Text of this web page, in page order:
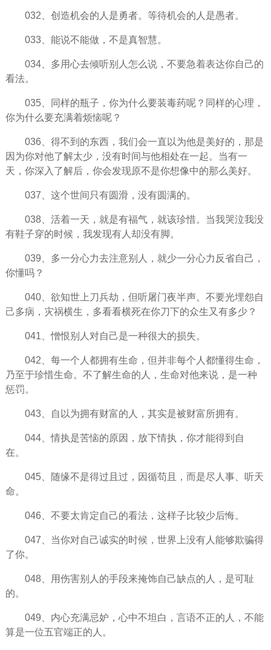
032、创造机会的人是勇者。 等待机会的人是愚者。
033、能说不能做，不是真智慧。
034、多用心去倾听别人怎么说，不要急着表达你自己的
看法。
035、同样的瓶子，你为什么要装毒药呢？同样的心理，
你为什么要充满着烦恼呢？
036、得不到的东西，我们会一直以为他是美好的，那是
因为你对他了解太少，没有时间与他相处在一起。当有一
天，你深入了解后，你会发现原不是你想像中的那么美好。
037、这个世间只有圆滑，没有圆满的。
038、 活着一天，就是有福气，就该珍惜。当我哭泣我没
有鞋子穿的时候，我发现有人却没有脚。
039、多一分心力去注意别人，就少一分心力反省自己，
你懂吗？
040、欲知世上刀兵劫，但听屠门夜半声。不要光埋怨自
己多病，灾祸横生，多看看横死在你刀下的众生又有多少？
041、憎恨别人对自己是一种很大的损失。
042、每一个人都拥有生命，但并非每个人都懂得生命，
乃至于珍惜生命。不了解生命的人，生命对他来说，是一种
惩罚。
043、自以为拥有财富的人，其实是被财富所拥有。
044、情执是苦恼的原因，放下情执，你才能得到自
在。
045、随缘不是得过且过，因循苟且，而是尽人事、听天
命。
046、不要太肯定自己的看法，这样子比较少后悔。
047、当你对自己诚实的时候，世界上没有人能够欺骗得
了你。
048、用伤害别人的手段来掩饰自己缺点的人，是可耻
的。
049、内心充满忌妒，心中不坦白，言语不正的人，不能
算是一位五官端正的人。